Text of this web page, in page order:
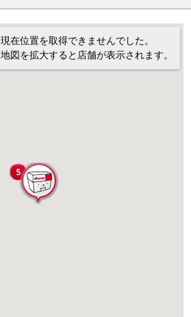
現在位置を取得できませんでした。
地図を拡大すると店舗が表示されます。